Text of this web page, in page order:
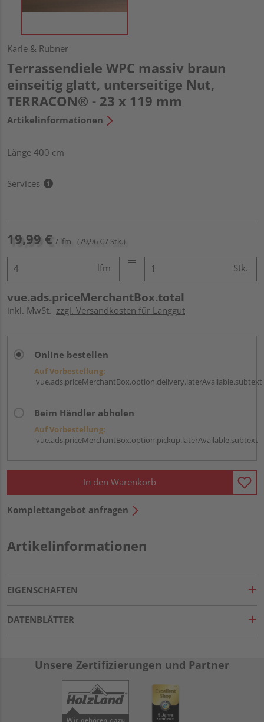
Karle & Rubner
Terrassendiele WPC massiv braun
einseitig glatt, unterseitige Nut,
TERRACON® - 23 x 119 mm
Artikelinformationen
Länge 400 cm
Services
19,99 € / lfm (79,96 € / Stk.)
lfm Stk.
vue.ads.priceMerchantBox.total
inkl. MwSt. zzgl. Versandkosten für Langgut
Online bestellen
Auf Vorbestellung:
vue.ads.priceMerchantBox.option.delivery.laterAvailable.subtext
Beim Händler abholen
Auf Vorbestellung:
vue.ads.priceMerchantBox.option.pickup.laterAvailable.subtext
In den Warenkorb
Komplettangebot anfragen
Artikelinformationen
EIGENSCHAFTEN
DATENBLÄTTER
Unsere Zertifizierungen und Partner